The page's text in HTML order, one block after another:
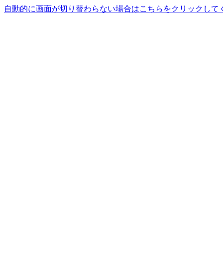
自動的に画面が切り替わらない場合はこちらをクリックして